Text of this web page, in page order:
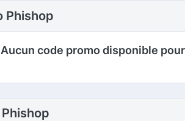
Aucun code promo disponible